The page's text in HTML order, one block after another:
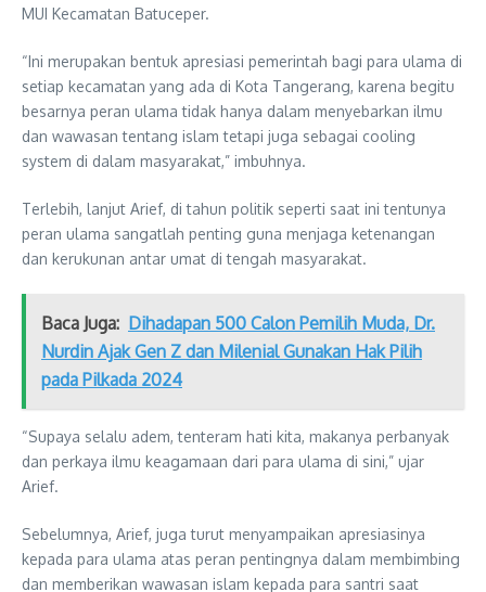
MUI Kecamatan Batuceper.
“Ini merupakan bentuk apresiasi pemerintah bagi para ulama di
setiap kecamatan yang ada di Kota Tangerang, karena begitu
besarnya peran ulama tidak hanya dalam menyebarkan ilmu
dan wawasan tentang islam tetapi juga sebagai cooling
system di dalam masyarakat,” imbuhnya.
Terlebih, lanjut Arief, di tahun politik seperti saat ini tentunya
peran ulama sangatlah penting guna menjaga ketenangan
dan kerukunan antar umat di tengah masyarakat.
Baca Juga: Dihadapan 500 Calon Pemilih Muda, Dr.
Nurdin Ajak Gen Z dan Milenial Gunakan Hak Pilih
pada Pilkada 2024
“Supaya selalu adem, tenteram hati kita, makanya perbanyak
dan perkaya ilmu keagamaan dari para ulama di sini,” ujar
Arief.
Sebelumnya, Arief, juga turut menyampaikan apresiasinya
kepada para ulama atas peran pentingnya dalam membimbing
dan memberikan wawasan islam kepada para santri saat